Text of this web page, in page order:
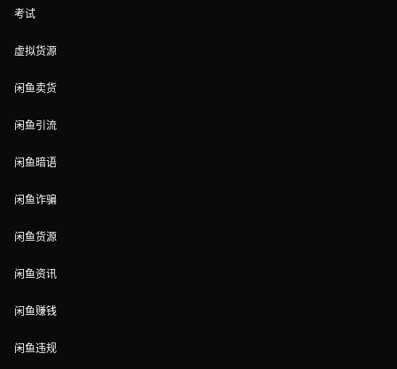
考试
虚拟货源
闲鱼卖货
闲鱼引流
闲鱼暗语
闲鱼诈骗
闲鱼货源
闲鱼资讯
闲鱼赚钱
闲鱼违规